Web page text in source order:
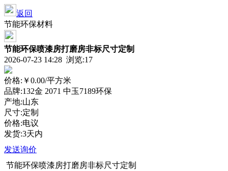
返回
节能环保材料
节能环保喷漆房打磨房非标尺寸定制
2026-07-23 14:28 浏览:17
价格: ￥0.00/平方米
品牌:132金 2071 中玉7189环保
产地:山东
尺寸:定制
价格:电议
发货:3天内
发送询价
节能环保喷漆房打磨房非标尺寸定制